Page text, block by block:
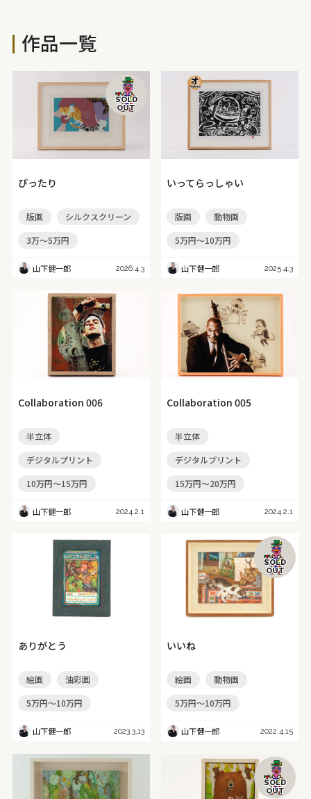
作品一覧
SOLD
OUT
ぴったり
版画
シルクスクリーン
3万～5万円
山下健一郎 2026.4.3
いってらっしゃい
版画
動物画
5万円～10万円
山下健一郎 2025.4.3
Collaboration 006
半立体
デジタルプリント
10万円～15万円
山下健一郎 2024.2.1
Collaboration 005
半立体
デジタルプリント
15万円～20万円
山下健一郎 2024.2.1
ありがとう
絵画
油彩画
5万円～10万円
山下健一郎 2023.3.13
SOLD
OUT
いいね
絵画
動物画
5万円～10万円
山下健一郎 2022.4.15
SOLD
OUT